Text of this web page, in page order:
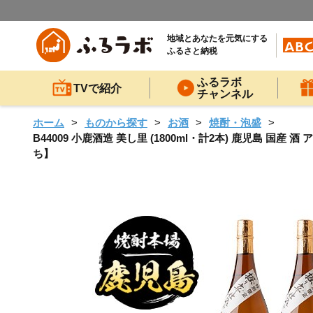
地域とあなたを元気にする
ふるさと納税
TVで紹介
ふるラボ
チャンネル
ホーム ものから探す お酒
焼酎・泡盛
B44009 小鹿酒造 美し里 (1800ml・計2本) 鹿児島 国産 酒
ち】